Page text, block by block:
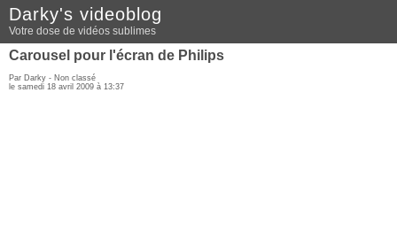
Darky's videoblog
Votre dose de vidéos sublimes
Carousel pour l'écran de Philips
Par Darky - Non classé
le samedi 18 avril 2009 à 13:37